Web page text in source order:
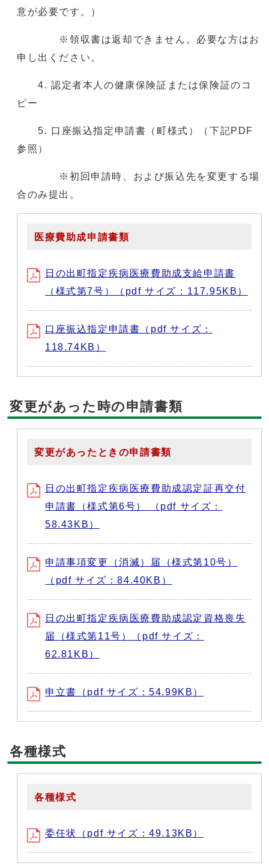
意が必要です。）
※領収書は返却できません。必要な方はお
申し出ください。
4. 認定者本人の健康保険証または保険証のコ
ピー
5. 口座振込指定申請書（町様式）（下記PDF
参照）
※初回申請時、および振込先を変更する場
合のみ提出。
医療費助成申請書類
日の出町指定疾病医療費助成支給申請書
（様式第7号）（pdf サイズ：117.95KB）
口座振込指定申請書（pdf サイズ：
118.74KB）
変更があった時の申請書類
変更があったときの申請書類
日の出町指定疾病医療費助成認定証再交付
申請書（様式第6号） （pdf サイズ：
58.43KB）
申請事項変更（消滅）届（様式第10号）
（pdf サイズ：84.40KB）
日の出町指定疾病医療費助成認定資格喪失
届（様式第11号）（pdf サイズ：
62.81KB）
申立書（pdf サイズ：54.99KB）
各種様式
各種様式
委任状（pdf サイズ：49.13KB）